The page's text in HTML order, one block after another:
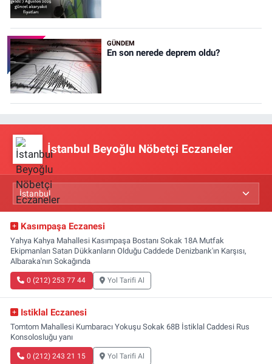
GÜNDEM
En son nerede deprem oldu?
İstanbul Beyoğlu Nöbetçi Eczaneler
Kasımpaşa Eczanesi
Yahya Kahya Mahallesi Kasımpaşa Bostanı Sokak 18A Mutfak
Ekipmanları Satan Dükkanların Olduğu Caddede Denizbank'ın Karşısı,
Albaraka'nın Sokağında
0 (212) 253 77 44 Yol Tarifi Al
Istiklal Eczanesi
Tomtom Mahallesi Kumbaracı Yokuşu Sokak 68B İstiklal Caddesi Rus
Konsolosluğu yanı
0 (212) 243 21 15 Yol Tarifi Al